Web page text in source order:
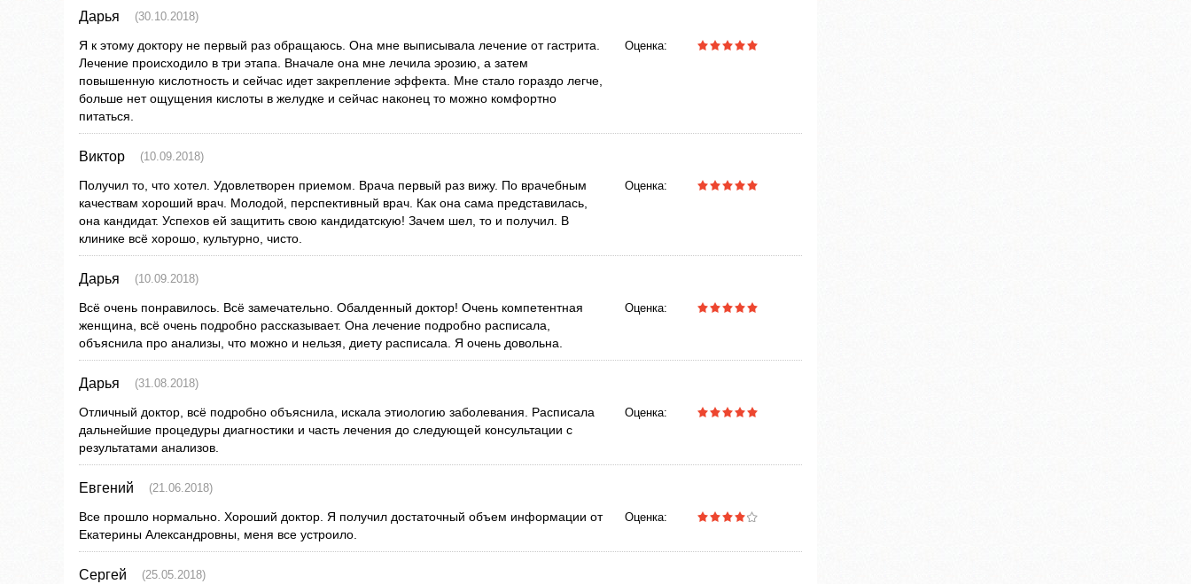
Дарья (30.10.2018)
Я к этому доктору не первый раз обращаюсь. Она мне выписывала лечение от гастрита.
Лечение происходило в три этапа. Вначале она мне лечила эрозию, а затем
повышенную кислотность и сейчас идет закрепление эффекта. Мне стало гораздо легче,
больше нет ощущения кислоты в желудке и сейчас наконец то можно комфортно
питаться.
Оценка:
Виктор (10.09.2018)
Получил то, что хотел. Удовлетворен приемом. Врача первый раз вижу. По врачебным
качествам хороший врач. Молодой, перспективный врач. Как она сама представилась,
она кандидат. Успехов ей защитить свою кандидатскую! Зачем шел, то и получил. В
клинике всё хорошо, культурно, чисто.
Оценка:
Дарья (10.09.2018)
Всё очень понравилось. Всё замечательно. Обалденный доктор! Очень компетентная
женщина, всё очень подробно рассказывает. Она лечение подробно расписала,
объяснила про анализы, что можно и нельзя, диету расписала. Я очень довольна.
Оценка:
Дарья (31.08.2018)
Отличный доктор, всё подробно объяснила, искала этиологию заболевания. Расписала
дальнейшие процедуры диагностики и часть лечения до следующей консультации с
результатами анализов.
Оценка:
Евгений (21.06.2018)
Все прошло нормально. Хороший доктор. Я получил достаточный объем информации от
Екатерины Александровны, меня все устроило.
Оценка:
Сергей (25.05.2018)